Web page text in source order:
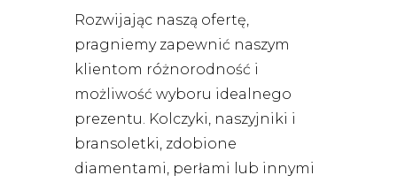
Rozwijając naszą ofertę,
pragniemy zapewnić naszym
klientom różnorodność i
możliwość wyboru idealnego
prezentu. Kolczyki, naszyjniki i
bransoletki, zdobione
diamentami, perłami lub innymi